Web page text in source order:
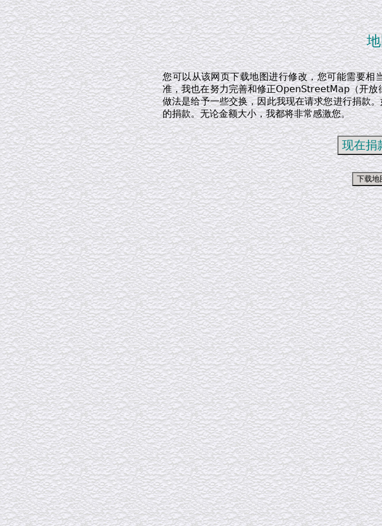
您可以从该网页下载地图进行修改，您可能需要
准，我也在努力完善和修正OpenStreetMap（开放
做法是给予一些交换，因此我现在请求您进行捐款
的捐款。无论金额大小，我都将非常感激您。